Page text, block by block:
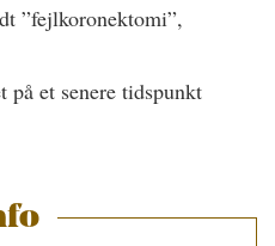
”fejlkoronektomi”,
på et senere tidspunkt